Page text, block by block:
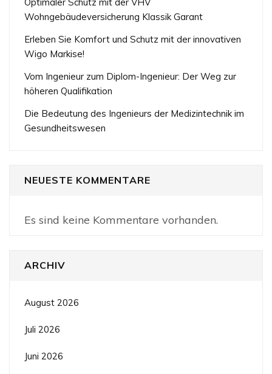
Wohngebäudeversicherung Klassik Garant
Erleben Sie Komfort und Schutz mit der innovativen
Wigo Markise!
Vom Ingenieur zum Diplom-Ingenieur: Der Weg zur
höheren Qualifikation
Die Bedeutung des Ingenieurs der Medizintechnik im
Gesundheitswesen
NEUESTE KOMMENTARE
Es sind keine Kommentare vorhanden.
ARCHIV
August 2026
Juli 2026
Juni 2026